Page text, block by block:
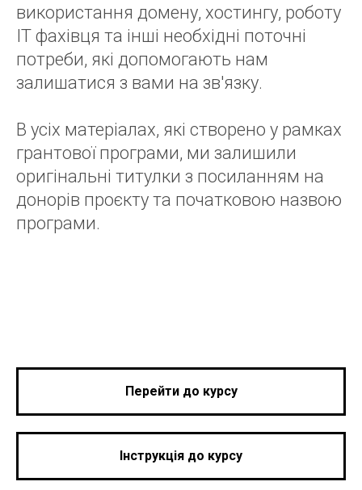
використання домену, хостингу, роботу
IT фахівця та інші необхідні поточні
потреби, які допомогають нам
залишатися з вами на зв'язку.
В усіх матеріалах, які створено у рамках
грантової програми, ми залишили
оригінальні титулки з посиланням на
донорів проєкту та початковою назвою
програми.
Перейти до курсу
Інструкція до курсу